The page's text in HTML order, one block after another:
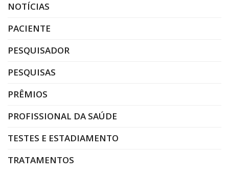
NOTÍCIAS
PACIENTE
PESQUISADOR
PESQUISAS
PRÊMIOS
PROFISSIONAL DA SAÚDE
TESTES E ESTADIAMENTO
TRATAMENTOS